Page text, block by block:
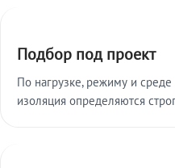
Подбор под проект
По нагрузке, режиму и
изоляция определяются